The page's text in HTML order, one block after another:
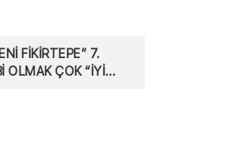
FİKİRTEPE” 7.
OLMAK ÇOK “İYİ